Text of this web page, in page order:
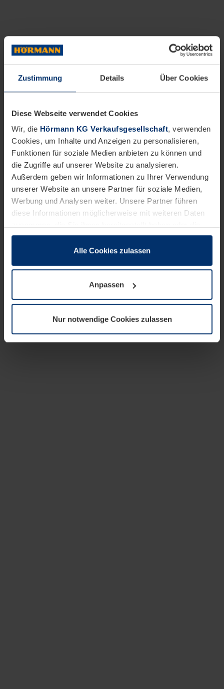
Zustimmung Details Über Cookies
Diese Webseite verwendet Cookies
Wir, die Hörmann KG Verkaufsgesellschaft, verwenden
Cookies, um Inhalte und Anzeigen zu personalisieren,
Funktionen für soziale Medien anbieten zu können und
die Zugriffe auf unserer Website zu analysieren.
Außerdem geben wir Informationen zu Ihrer Verwendung
unserer Website an unsere Partner für soziale Medien,
Werbung und Analysen weiter. Unsere Partner führen
diese Informationen möglicherweise mit weiteren Daten
sie im Rahmen Ihrer Nutzung der Dienste gesammelt
wenn diese für den Betrieb dieser Seite unbedingt
notwendig sind. Für alle anderen Cookie-Typen benötigen
wir Ihre Erlaubnis. Ihre Einwilligung können Sie jederzeit
Datenschutzerklärungunserer Website ändern oder
widerrufen.
Alle Cookies zulassen
Anpassen
Nur notwendige Cookies zulassen